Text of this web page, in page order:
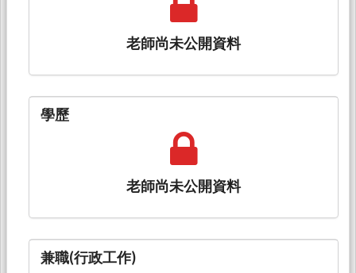
老師尚未公開資料
學歷
老師尚未公開資料
兼職(行政工作)